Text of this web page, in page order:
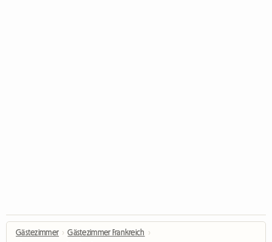
Gästezimmer › Gästezimmer Frankreich ›